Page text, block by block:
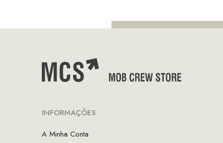
INFORMAÇÕES
A Minha Conta